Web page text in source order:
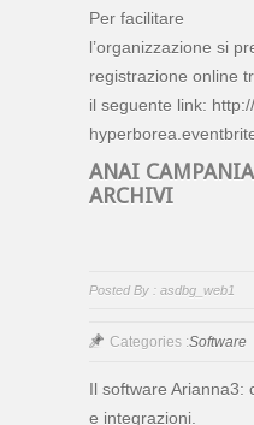
Per facilitare
l’organizzazione si
registrazione online
il seguente link:
ANAI
ARCHIVI
Posted By : asdbg_web1
Categories :Software
Il software Arianna3:
e integrazioni.